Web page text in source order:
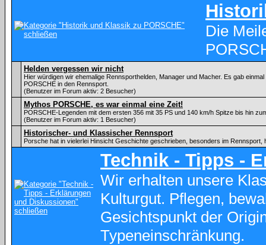
Die
Helden vergessen wir nicht
Hier würdigen wir ehemalige Rennsporthelden, Manager und Macher. Es gab
PORSCHE in den Rennsport.
(Benutzer im Forum aktiv: 2 Besucher)
Mythos PORSCHE, es war einmal eine Zeit!
PORSCHE-Legenden mit dem ersten 356 mit 35 PS und 140 km/h Spitze bis hin
(Benutzer im Forum aktiv: 1 Besucher)
Historischer- und Klassischer Rennsport
Porsche hat in vielerlei Hinsicht Geschichte geschrieben, besonders im Rennsport,
Technik - Tipps -
Wir erhalten unsere
Kulturgut. Pflegen,
Gesichtspunkt der
Typeneinschränkung.